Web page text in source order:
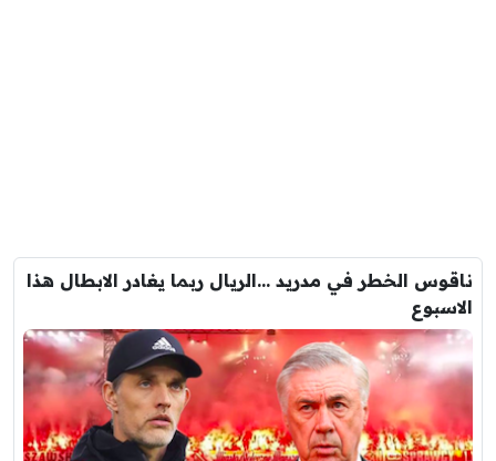
ناقوس الخطر في مدريد …الريال ربما يغادر الابطال هذا
الاسبوع